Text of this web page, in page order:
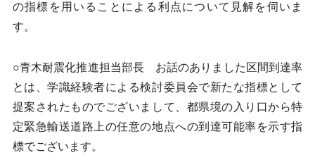
の指標を用いることによる利点について見解を伺いま
す。
○青木耐震化推進担当部長 お話のありました区間到達率
とは、学識経験者による検討委員会で新たな指標として
提案されたものでございまして、都県境の入り口から特
定緊急輸送道路上の任意の地点への到達可能率を示す指
標でございます。